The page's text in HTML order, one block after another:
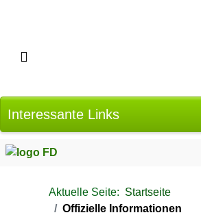
Interessante Links
Aktuelle Seite: Startseite
Offizielle Informationen